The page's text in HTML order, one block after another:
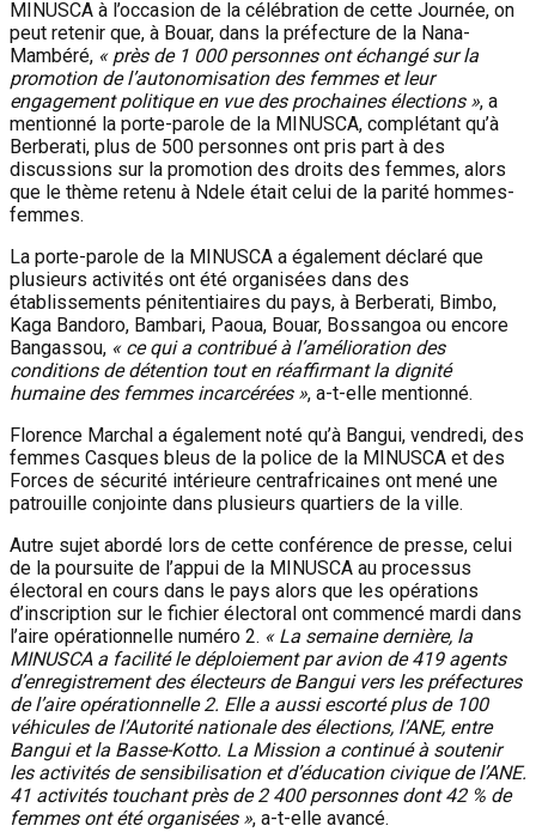
MINUSCA à l’occasion de la célébration de cette Journée, on
peut retenir que, à Bouar, dans la préfecture de la Nana-
Mambéré, « près de 1 000 personnes ont échangé sur la
promotion de l’autonomisation des femmes et leur
engagement politique en vue des prochaines élections », a
mentionné la porte-parole de la MINUSCA, complétant qu’à
Berberati, plus de 500 personnes ont pris part à des
discussions sur la promotion des droits des femmes, alors
que le thème retenu à Ndele était celui de la parité hommes-
femmes.
La porte-parole de la MINUSCA a également déclaré que
plusieurs activités ont été organisées dans des
établissements pénitentiaires du pays, à Berberati, Bimbo,
Kaga Bandoro, Bambari, Paoua, Bouar, Bossangoa ou encore
Bangassou, « ce qui a contribué à l’amélioration des
conditions de détention tout en réaffirmant la dignité
humaine des femmes incarcérées », a-t-elle mentionné.
Florence Marchal a également noté qu’à Bangui, vendredi, des
femmes Casques bleus de la police de la MINUSCA et des
Forces de sécurité intérieure centrafricaines ont mené une
patrouille conjointe dans plusieurs quartiers de la ville.
Autre sujet abordé lors de cette conférence de presse, celui
de la poursuite de l’appui de la MINUSCA au processus
électoral en cours dans le pays alors que les opérations
d’inscription sur le fichier électoral ont commencé mardi dans
l’aire opérationnelle numéro 2. « La semaine dernière, la
MINUSCA a facilité le déploiement par avion de 419 agents
d’enregistrement des électeurs de Bangui vers les préfectures
de l’aire opérationnelle 2. Elle a aussi escorté plus de 100
véhicules de l’Autorité nationale des élections, l’ANE, entre
Bangui et la Basse-Kotto. La Mission a continué à soutenir
les activités de sensibilisation et d’éducation civique de l’ANE.
41 activités touchant près de 2 400 personnes dont 42 % de
femmes ont été organisées », a-t-elle avancé.